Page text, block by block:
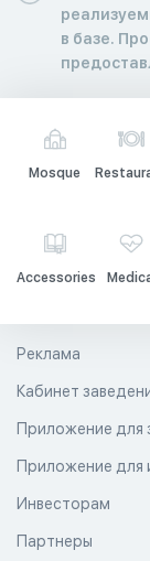
в базе.
Mosque
Accessories
Реклама
Кабинет
Приложение для
Приложение для
Инвесторам
Партнеры